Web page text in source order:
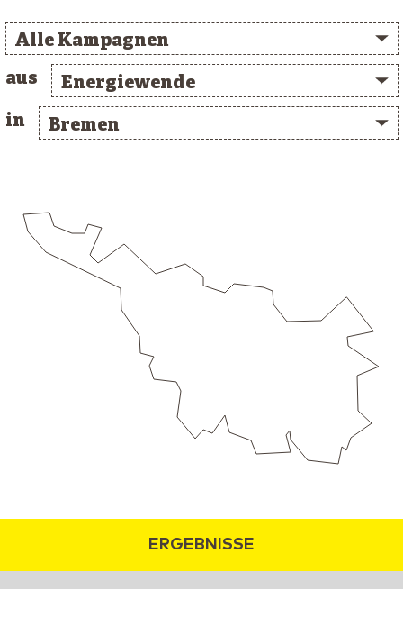
Alle Kampagnen
aus
Energiewende
in
Bremen
ERGEBNISSE